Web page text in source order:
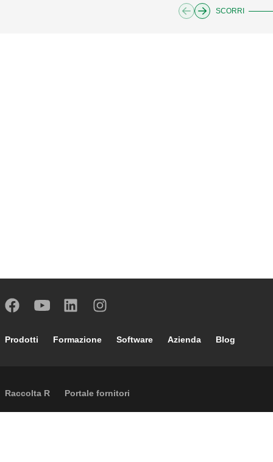
SCORRI
Footer main navigation
Prodotti Formazione Software Azienda Blog
External links
Raccolta R Portale fornitori
Footer secondary navigation